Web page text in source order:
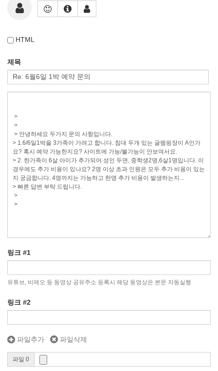
HTML
제목
링크 #1
유튜브, 비메오 등 동영상 공유주소 등록시 해당 동영상은 본문 자동실행
링크 #2
파일추가 파일삭제
파일 0